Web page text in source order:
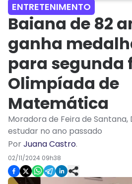
ENTRETENIMENTO
Baiana de 82
ganha
para segunda
Olimpíada de
Matemática
Moradora de Feira de Santana,
estudar no ano passado
PorJuana Castro.
02/11/2024 09h38